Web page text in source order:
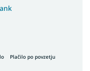
Plačilo po povzetju